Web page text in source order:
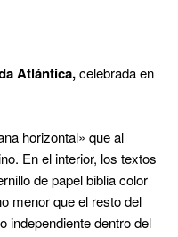
Atlántica,celebrada en
horizontal» que al
En el interior, los textos
de papel biblia color
menor que el resto del
independiente dentro del